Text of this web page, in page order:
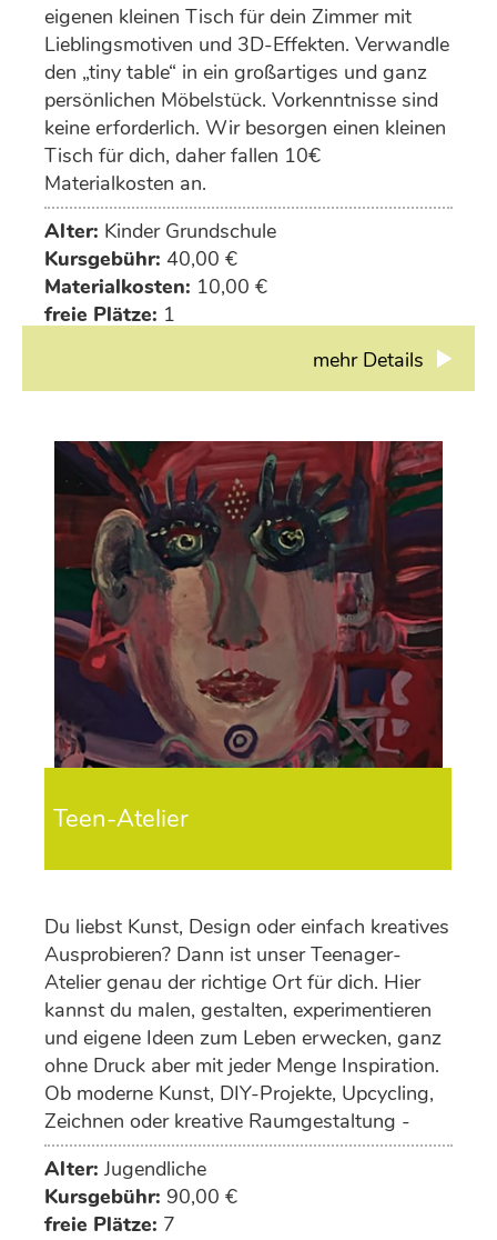
eigenen kleinen Tisch für dein Zimmer mit
Lieblingsmotiven und 3D-Effekten. Verwandle
den „tiny table“ in ein großartiges und ganz
persönlichen Möbelstück. Vorkenntnisse sind
keine erforderlich. Wir besorgen einen kleinen
Tisch für dich, daher fallen 10€
Materialkosten an.
Alter: Kinder Grundschule
Kursgebühr: 40,00 €
Materialkosten: 10,00 €
freie Plätze: 1
mehr Details
Teen-Atelier
Du liebst Kunst, Design oder einfach kreatives
Ausprobieren? Dann ist unser Teenager-
Atelier genau der richtige Ort für dich. Hier
kannst du malen, gestalten, experimentieren
und eigene Ideen zum Leben erwecken, ganz
ohne Druck aber mit jeder Menge Inspiration.
Ob moderne Kunst, DIY-Projekte, Upcycling,
Zeichnen oder kreative Raumgestaltung -
deiner Fantasie sind keine Grenzen gesetzt.
Alter: Jugendliche
Kursgebühr: 90,00 €
freie Plätze: 7